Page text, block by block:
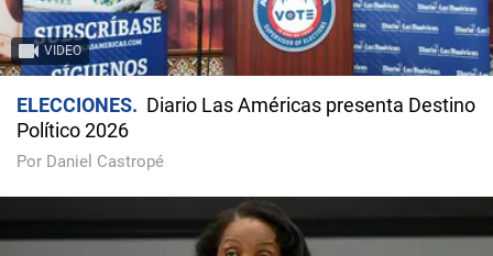
VIDEO
ELECCIONES
Diario Las Américas presenta Destino
Político 2026
Por Daniel Castropé